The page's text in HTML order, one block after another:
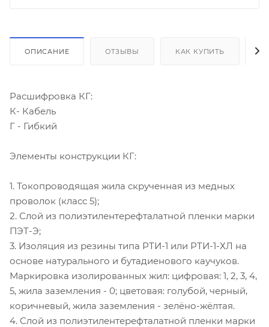
ОПИСАНИЕ ОТЗЫВЫ КАК КУПИТЬ
Расшифровка КГ:
К- Кабель
Г - Гибкий
Элементы конструкции КГ:
1. Токопроводящая жила скрученная из медных
проволок (класс 5);
2. Слой из полиэтилентерефталатной пленки марки
ПЭТ-Э;
3. Изоляция из резины типа РТИ-1 или РТИ-1-ХЛ на
основе натурального и бутадиенового каучуков.
Маркировка изолированных жил: цифровая: 1, 2, 3, 4,
5, жила заземления - 0; цветовая: голубой, черный,
коричневый, жила заземления - зелёно-жёлтая.
4. Слой из полиэтилентерефталатной пленки марки